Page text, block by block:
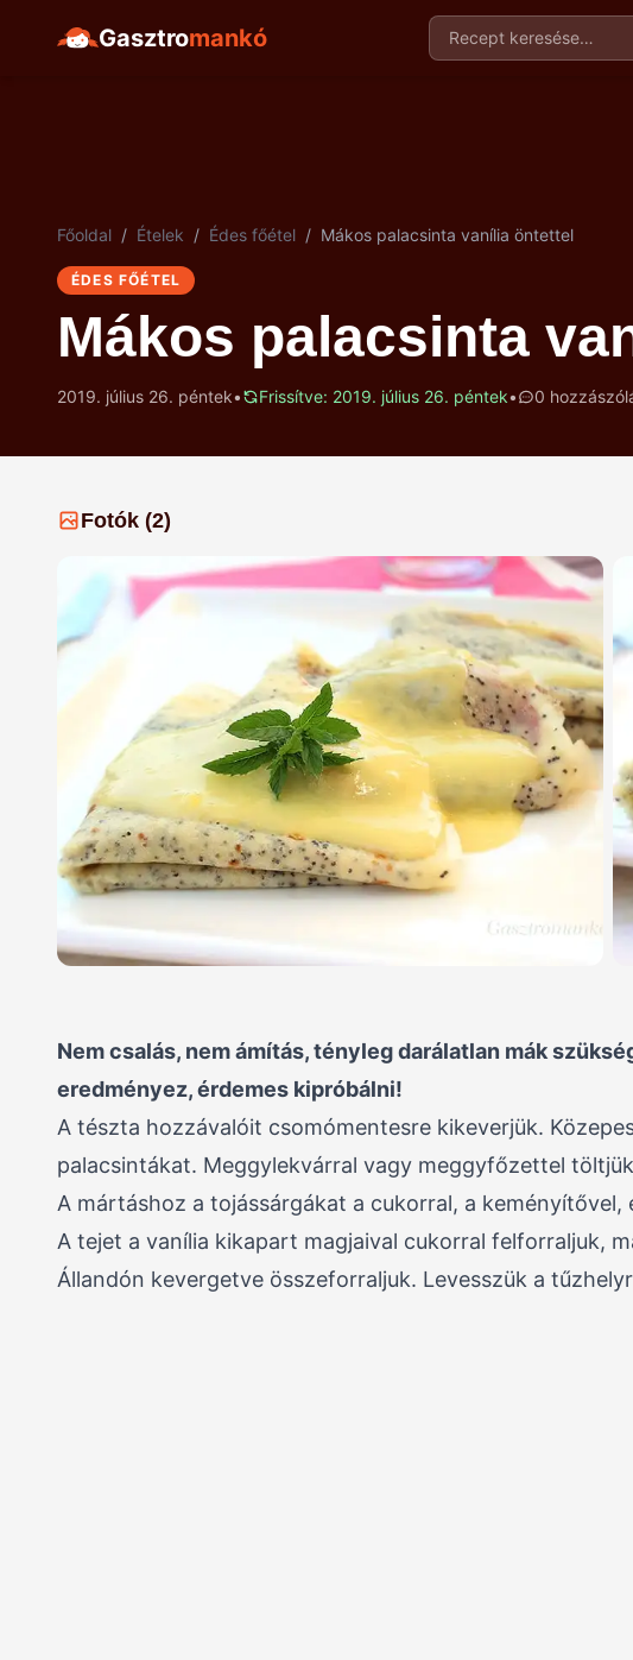
Gasztromankó Recept keresése
Főoldal / Ételek / Édes főétel / Mákos palacsinta vanília öntettel
ÉDES FŐÉTEL
Mákos palacsinta
2019. július 26. péntek• Frissítve: 2019. július 26. péntek• 0
Fotók (2)
Nem csalás, nem ámítás, tényleg darálatlan mák
eredményez, érdemes kipróbálni!
A tészta hozzávalóit csomómentesre kikeverjük.
palacsintákat. Meggylekvárral vagy meggyfőzettel
A mártáshoz a tojássárgákat a cukorral, a
A tejet a vanília kikapart magjaival cukorral felforraljuk,
Állandón kevergetve összeforraljuk. Levesszük a